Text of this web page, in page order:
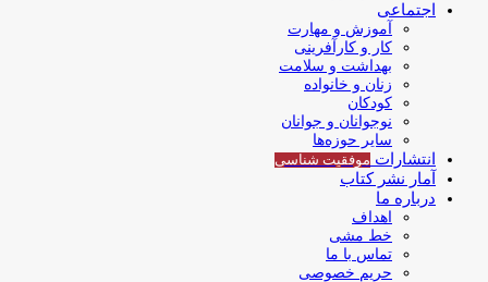
اجتماعی
آموزش و مهارت
کار و کارآفرینی
بهداشت و سلامت
زنان و خانواده
کودکان
نوجوانان و جوانان
سایر حوزه‌ها
انتشارات موفقیت‌ شناسی
آمار نشر کتاب
درباره ما
اهداف
خط مشی
تماس با ما
حریم خصوصی